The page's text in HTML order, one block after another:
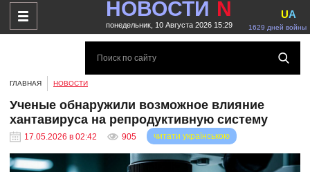
НОВОСТИ N
понедельник, 10 Августа 2026 15:29 1629 дней войны
UA
ГЛАВНАЯ НОВОСТИ
Ученые обнаружили возможное влияние
хантавируса на репродуктивную систему
17.05.2026 в 02:42 905 читати українською